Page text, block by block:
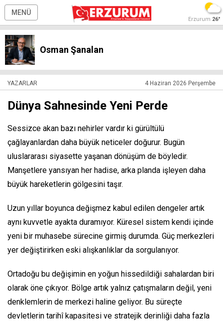
MENÜ
Erzurum 26°
Osman Şanalan
YAZARLAR 4 Haziran 2026 Perşembe
Dünya Sahnesinde Yeni Perde
Sessizce akan bazı nehirler vardır ki gürültülü
çağlayanlardan daha büyük neticeler doğurur. Bugün
uluslararası siyasette yaşanan dönüşüm de böyledir.
Manşetlere yansıyan her hadise, arka planda işleyen daha
büyük hareketlerin gölgesini taşır.
Uzun yıllar boyunca değişmez kabul edilen dengeler artık
aynı kuvvetle ayakta duramıyor. Küresel sistem kendi içinde
yeni bir muhasebe sürecine girmiş durumda. Güç merkezleri
yer değiştirirken eski alışkanlıklar da sorgulanıyor.
Ortadoğu bu değişimin en yoğun hissedildiği sahalardan biri
olarak öne çıkıyor. Bölge artık yalnız çatışmaların değil, yeni
denklemlerin de merkezi haline geliyor. Bu süreçte
devletlerin tarihî kapasitesi ve stratejik derinliği daha fazla